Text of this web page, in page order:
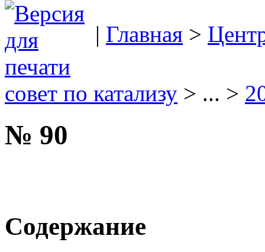
| Главная >
совет по катализу > ... >
№ 90
Содержание